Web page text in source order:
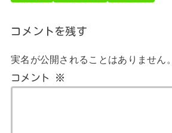
コメントを残す
実名が公開されることはありません。
コメント ※